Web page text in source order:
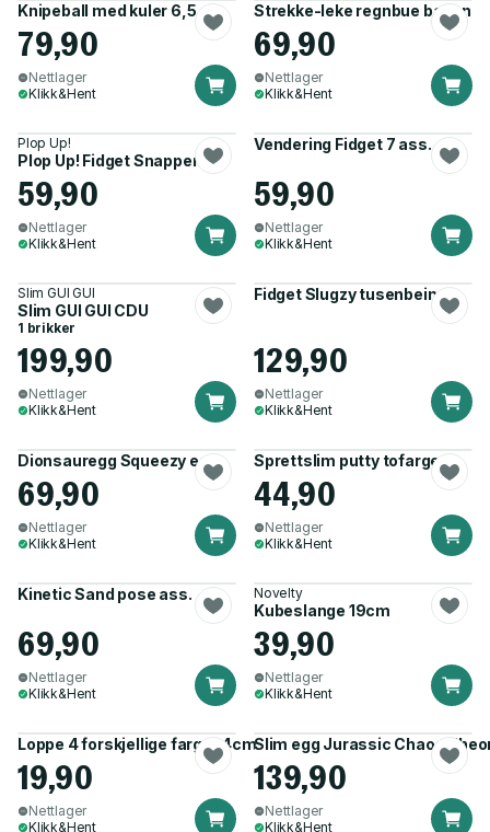
Knipeball med kuler 6,5 cm
79,90
Nettlager
Klikk&Hent
Strekke-leke regnbue banan
69,90
Nettlager
Klikk&Hent
Plop Up!
Plop Up! Fidget Snapperz
59,90
Nettlager
Klikk&Hent
Vendering Fidget 7 ass.
59,90
Nettlager
Klikk&Hent
Slim GUI GUI
Slim GUI GUI CDU
1 brikker
199,90
Nettlager
Klikk&Hent
Fidget Slugzy tusenbein
129,90
Nettlager
Klikk&Hent
Dionsauregg Squeezy egg
69,90
Nettlager
Klikk&Hent
Sprettslim putty tofarget
44,90
Nettlager
Klikk&Hent
Kinetic Sand pose ass.
69,90
Nettlager
Klikk&Hent
Novelty
Kubeslange 19cm
39,90
Nettlager
Klikk&Hent
Loppe 4 forskjellige farger 4cm
19,90
Nettlager
Klikk&Hent
Slim egg Jurassic Chaos
139,90
Nettlager
Klikk&Hent